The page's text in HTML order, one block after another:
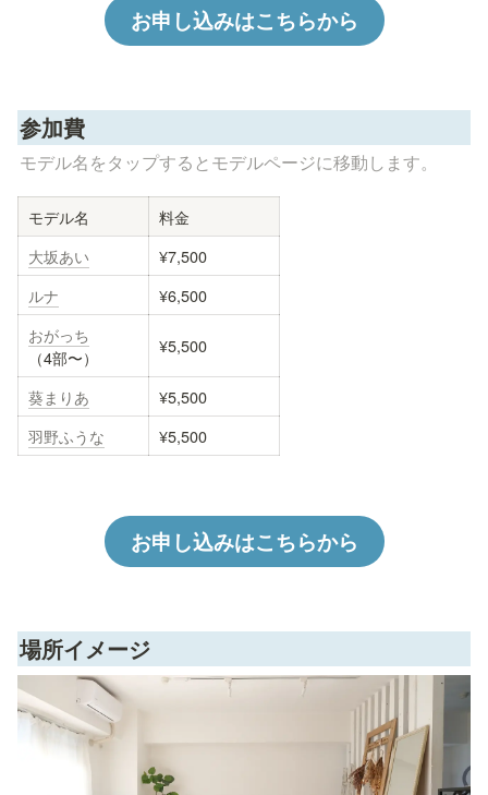
お申し込みはこちらから
参加費
モデル名をタップするとモデルページに移動します。
モデル名
料金
大坂あい
¥7,500
ルナ
¥6,500
おがっち
（4部〜）
¥5,500
葵まりあ
¥5,500
羽野ふうな
¥5,500
お申し込みはこちらから
場所イメージ